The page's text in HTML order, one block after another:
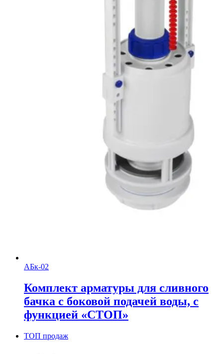
АБк-02
Комплект арматуры для сливного
бачка с боковой подачей воды, с
функцией «СТОП»
ТОП продаж